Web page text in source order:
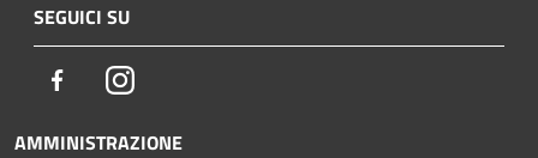
SEGUICI SU
FacebookInstagram
AMMINISTRAZIONE